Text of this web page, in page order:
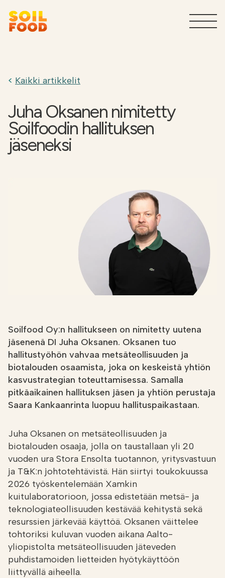
Sivuvirtojen käsittelypalvelut
teollisuudelle
Tuotteet teollisuudelle
VERKKOKAUPPA
Kaikki artikkelit
Juha Oksanen nimitetty
Soilfoodin hallituksen
jäseneksi
Soilfood Oy:n hallitukseen on nimitetty uutena
jäsenenä DI Juha Oksanen. Oksanen tuo
hallitustyöhön vahvaa metsäteollisuuden ja
biotalouden osaamista, joka on keskeistä yhtiön
kasvustrategian toteuttamisessa. Samalla
pitkäaikainen hallituksen jäsen ja yhtiön perustaja
Saara Kankaanrinta luopuu hallituspaikastaan.
Juha Oksanen on metsäteollisuuden ja
biotalouden osaaja, jolla on taustallaan yli 20
vuoden ura Stora Ensolta tuotannon, yritysvastuun
ja T&K:n johtotehtävistä. Hän siirtyi toukokuussa
2026 työskentelemään Xamkin
kuitulaboratorioon, jossa edistetään metsä- ja
teknologiateollisuuden kestävää kehitystä sekä
resurssien järkevää käyttöä. Oksanen väittelee
tohtoriksi kuluvan vuoden aikana Aalto-
yliopistolta metsäteollisuuden jäteveden
puhdistamoiden lietteiden hyötykäyttöön
liittyvällä aiheella.